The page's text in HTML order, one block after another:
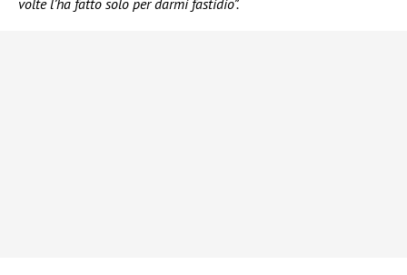
volte l’ha fatto solo per darmi fastidio”.